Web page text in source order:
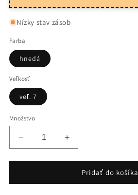
Nízky stav zásob
Farba
hnedá
Veľkosť
veľ. 7
Množstvo
množstvo
pre
lopta
Zvýšiť
množstvo
pre
Basketbalová
lopta
Pridať do košíka